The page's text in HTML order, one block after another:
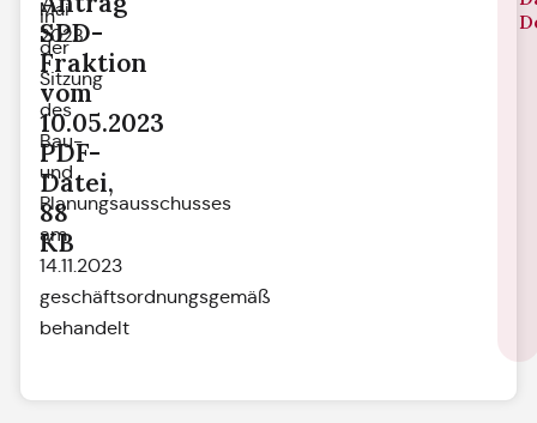
Mai
2023
SPD-
Fraktion
vom
10.05.2023
PDF-
Datei,
88
KB
in
der
Sitzung
des
Bau-
und
Planungsausschusses
am
14.11.2023
geschäftsordnungsgemäß
behandelt